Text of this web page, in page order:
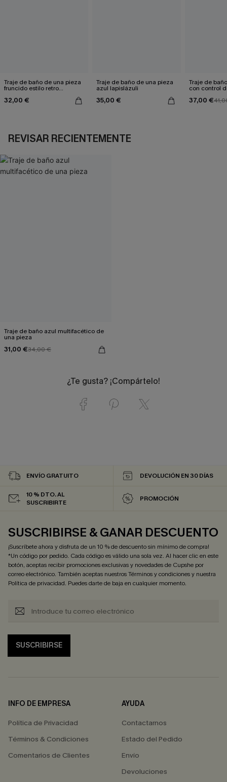
Traje de baño de una pieza
fruncido estilo retro
32,00 €
Traje de baño de una pieza
azul lapislázuli
35,00 €
Traje de
con control
37,00 €
REVISAR RECIENTEMENTE
Traje de baño azul multifacético de
una pieza
31,00 €34,00 €
¿Te gusta? ¡Compártelo!
ENVÍO GRATUITO DEVOLUCIÓN EN 30 DÍAS
10 % DTO. AL
SUSCRIBIRTE
PROMOCIÓN
SUSCRIBIRSE & GANAR DESCUENTO
¡Suscríbete ahora y disfruta de un 10 % de descuento sin mínimo de compra!
*Un código por pedido. Cada código es válido una sola vez. Al hacer clic en este
botón, aceptas recibir promociones exclusivas y novedades de Cupshe por
correo electrónico. También aceptas nuestrosTérminos y condicionesy nuestra
Política de privacidad. Puedes darte de baja en cualquier momento.
SUSCRIBIRSE
INFO DE EMPRESA
Política de Privacidad
Términos & Condiciones
Comentarios de Clientes
AYUDA
Contactarnos
Estado del Pedido
Envío
Devoluciones